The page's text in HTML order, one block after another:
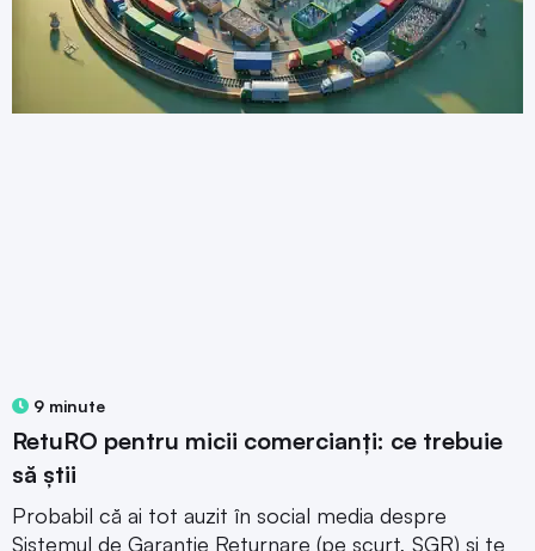
9 minute
RetuRO pentru micii comercianți: ce trebuie
să știi
Probabil că ai tot auzit în social media despre
Sistemul de Garanție Returnare (pe scurt, SGR) și te